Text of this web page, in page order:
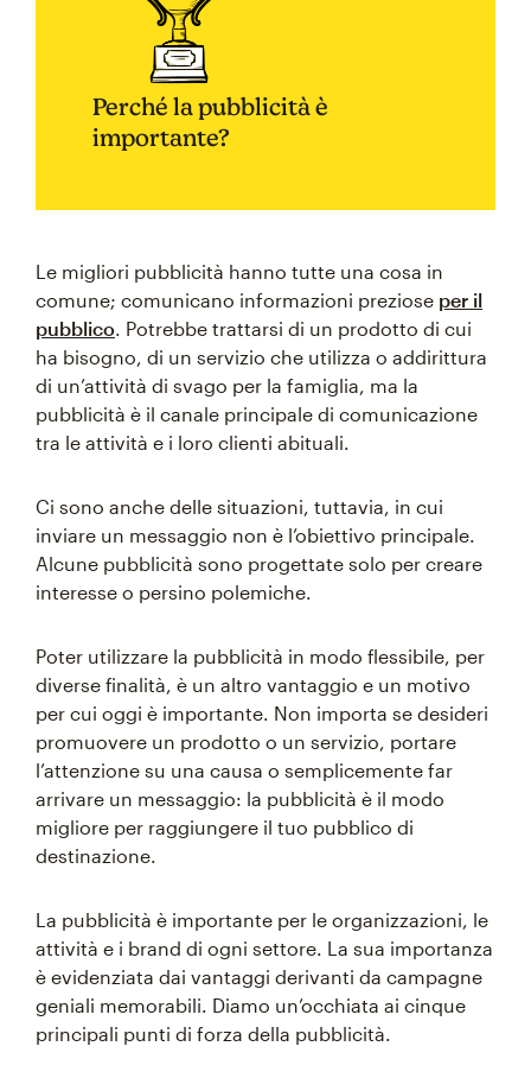
Perché la pubblicità è
importante?
Le migliori pubblicità hanno tutte una cosa in
comune; comunicano informazioni preziose per il
pubblico. Potrebbe trattarsi di un prodotto di cui
ha bisogno, di un servizio che utilizza o addirittura
di un’attività di svago per la famiglia, ma la
pubblicità è il canale principale di comunicazione
tra le attività e i loro clienti abituali.
Ci sono anche delle situazioni, tuttavia, in cui
inviare un messaggio non è l’obiettivo principale.
Alcune pubblicità sono progettate solo per creare
interesse o persino polemiche.
Poter utilizzare la pubblicità in modo flessibile, per
diverse finalità, è un altro vantaggio e un motivo
per cui oggi è importante. Non importa se desideri
promuovere un prodotto o un servizio, portare
l’attenzione su una causa o semplicemente far
arrivare un messaggio: la pubblicità è il modo
migliore per raggiungere il tuo pubblico di
destinazione.
La pubblicità è importante per le organizzazioni, le
attività e i brand di ogni settore. La sua importanza
è evidenziata dai vantaggi derivanti da campagne
geniali memorabili. Diamo un’occhiata ai cinque
principali punti di forza della pubblicità.